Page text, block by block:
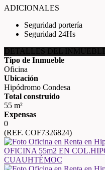
ADICIONALES
Seguridad portería
Seguridad 24Hs
DETALLES DEL INMUEBLE
Tipo de Inmueble
Oficina
Ubicación
Hipódromo Condesa
Total construido
55 m²
Expensas
0
(REF. COF7326824)